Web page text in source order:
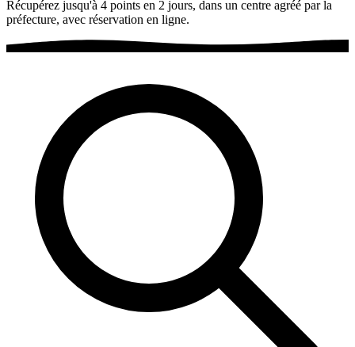
Récupérez jusqu'à 4 points en 2 jours, dans un centre agréé par la
préfecture, avec réservation en ligne.